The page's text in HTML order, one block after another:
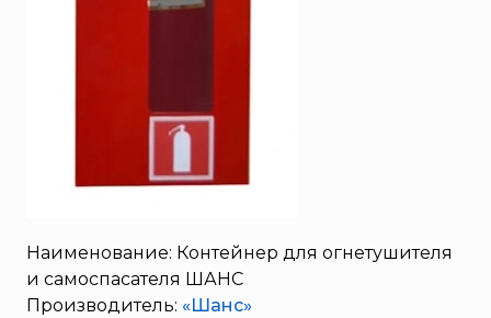
«РОСХИМЗАЩИТА»
Бонус-Вита
Брандбулл
Бриз-Кама
Наименование: Контейнер для огнетушителя
и самоспасателя ШАНС
Производитель: «Шанс»